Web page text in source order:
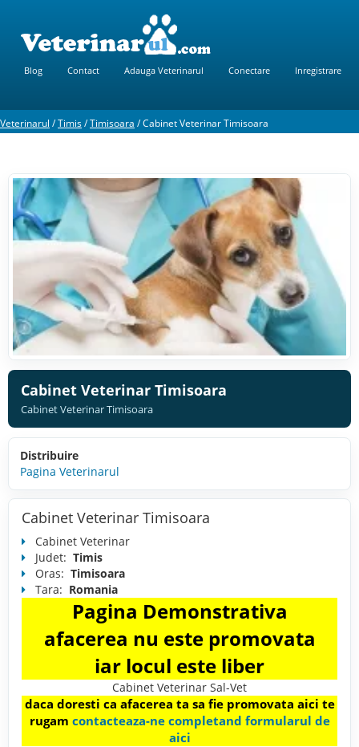
Blog Contact Adauga Veterinarul Conectare Inregistrare
Veterinarul /Timis/Timisoara /Cabinet Veterinar Timisoara
Cabinet Veterinar Timisoara
Cabinet Veterinar Timisoara
Distribuire
Pagina Veterinarul
Cabinet Veterinar Timisoara
Cabinet Veterinar
Judet: Timis
Oras: Timisoara
Tara: Romania
Pagina Demonstrativa
afacerea nu este promovata
iar locul este liber
Cabinet Veterinar Sal-Vet
daca doresti ca afacerea ta sa fie promovata aici te
rugam contacteaza-ne completand formularul de
aici